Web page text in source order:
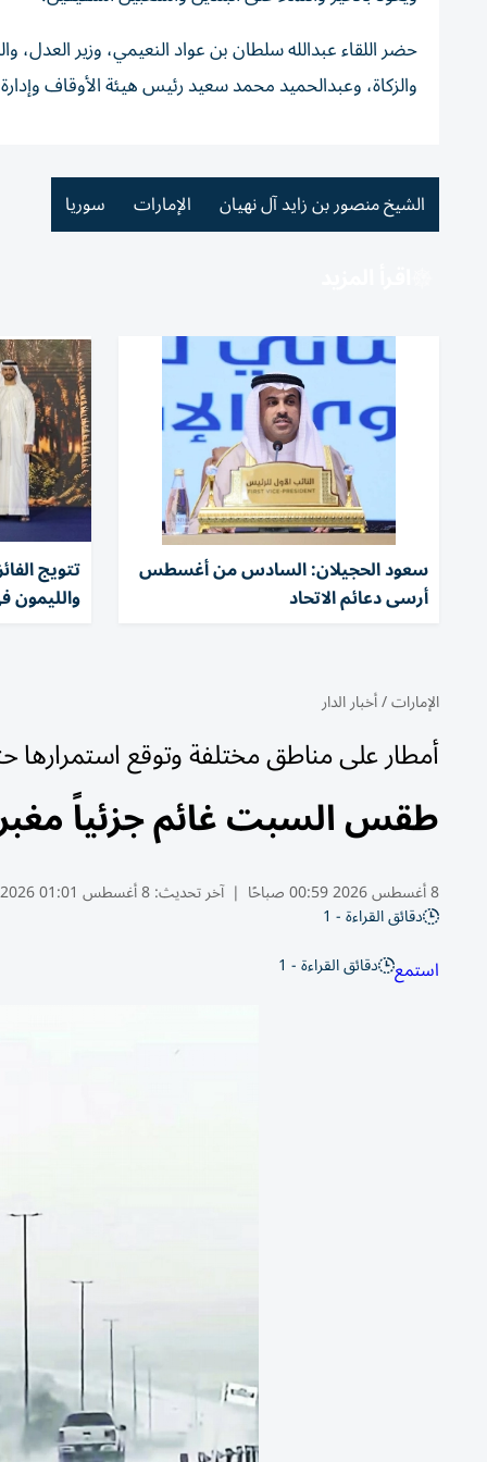
حضر اللقاء عبدالله سلطان بن عواد النعيمي، وزير العدل،
والزكاة، وعبدالحميد محمد سعيد رئيس هيئة الأوقاف
الشيخ منصور بن زايد آل نهيان الإمارات سوريا
سعود الحجيلان: السادس من أغسطس
أرسى دعائم الاتحاد
تتويج
والليمون
الإمارات/أخبار الدار
أمطار على مناطق مختلفة وتوقع استمرارها
طقس السبت غائم جزئياً
8 أغسطس 2026 00:59 صباحًا | آخر تحديث:8 أغسطس 01:01 2026
دقائق القراءة - 1
استمع دقائق القراءة - 1